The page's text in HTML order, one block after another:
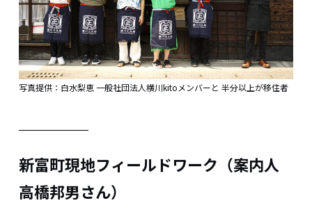
写真提供：白水梨恵 一般社団法人横川kitoメンバーと 半分以上が移住者
新富町現地フィールドワーク（案内人
高橋邦男さん）